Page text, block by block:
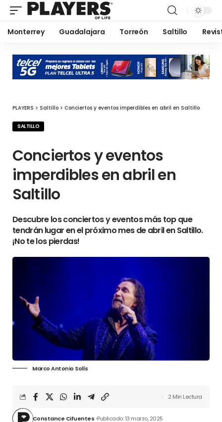
Monterrey Guadalajara Torreón Saltillo
PLAYERS > Saltillo > Conciertos y eventos imperdibles en abril en Saltillo
SALTILLO
Conciertos y eventos
imperdibles en abril en
Saltillo
Descubre los conciertos y eventos más top que
tendrán lugar en el próximo mes de abril en Saltillo.
¡No te los pierdas!
Marco Antonio Solís
Constance Cifuentes Publicado: 13 marzo, 2025
2 Min Lectura